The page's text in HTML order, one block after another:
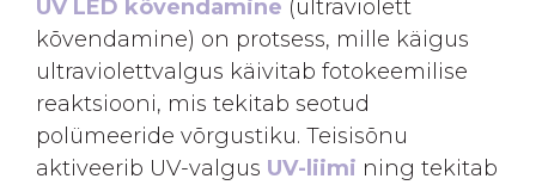
UV LED kõvendamine (ultraviolett
kõvendamine) on protsess, mille käigus
ultraviolettvalgus käivitab fotokeemilise
reaktsiooni, mis tekitab seotud
polümeeride võrgustiku. Teisisõnu
aktiveerib UV-valgus UV-liimi ning tekitab